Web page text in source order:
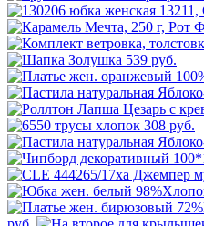
539 руб.
308 руб.